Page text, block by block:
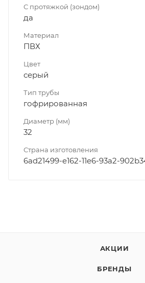
С протяжкой (зондом)
да
Материал
ПВХ
Цвет
серый
Тип трубы
гофрированная
Диаметр (мм)
32
Страна изготовления
6ad21499-e162-11e6-93a2-
АКЦИИ
БРЕНДЫ